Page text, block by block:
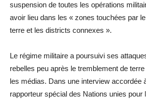
suspension de toutes les opérations
avoir lieu dans les « zones touchées par
terre et les districts connexes ».
Le régime militaire a poursuivi ses
rebelles peu après le tremblement de
les médias. Dans une interview accordée
rapporteur spécial des Nations unies pour